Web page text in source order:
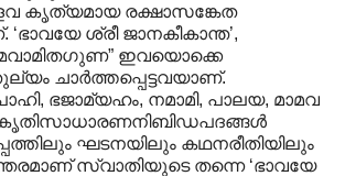
കൃത്യമായ രക്ഷാസങ്കേത
ശ്രീ ജാനകീകാന്ത’,
ഇവയൊക്കെ
ചാർത്തപ്പെട്ടവയാണ്.
ഭജാമ്യഹം, നമാമി, പാലയ, മാമവ
ഘടനയിലും കഥനരീതിയിലും
സ്വാതിയുടെ തന്നെ ‘ഭാവയേ